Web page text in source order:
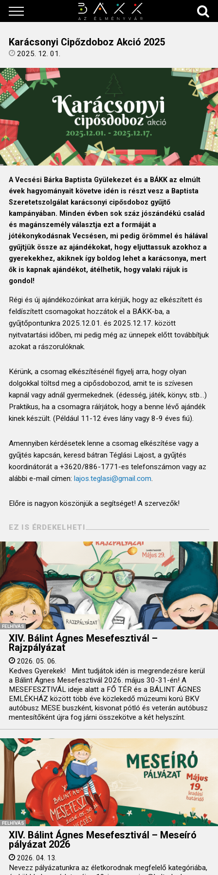
Karácsonyi Cipőzdoboz Akció 2025
2025. 12. 01.
A Vecsési Bárka Baptista Gyülekezet és a BÁKK az elmúlt
évek hagyományait követve idén is részt vesz a Baptista
Szeretetszolgálat karácsonyi cipősdoboz gyűjtő
kampányában. Minden évben sok száz jószándékú család
és magánszemély választja ezt a formáját a
jótékonykodásnak Vecsésen, mi pedig örömmel és hálával
gyűjtjük össze az ajándékokat, hogy eljuttassuk azokhoz a
gyerekekhez, akiknek így boldog lehet a karácsonya, mert
ők is kapnak ajándékot, átélhetik, hogy valaki rájuk is
gondol!
Régi és új ajándékozóinkat arra kérjük, hogy az elkészített és
feldíszített csomagokat hozzátok el a BÁKK-ba, a
gyűjtőpontunkra 2025.12.01. és 2025.12.17. között
nyitvatartási időben, mi pedig még az ünnepek előtt továbbítjuk
azokat a rászorulóknak.
Kérünk, a csomag elkészítésénél figyelj arra, hogy olyan
dolgokkal töltsd meg a cipősdobozod, amit te is szívesen
kapnál vagy adnál gyermekednek. (édesség, játék, könyv, stb…)
Praktikus, ha a csomagra ráírjátok, hogy a benne lévő ajándék
kinek készült. (Például 11-12 éves lány vagy 8-9 éves fiú).
Amennyiben kérdésetek lenne a csomag elkészítése vagy a
gyűjtés kapcsán, keresd bátran Téglási Lajost, a gyűjtés
koordinátorát a +3620/886-1771-es telefonszámon vagy az
alábbi e-mail címen: lajos.teglasi@gmail.com.
Előre is nagyon köszönjük a segítséget! A szervezők!
EZ IS ÉRDEKELHETI
FELHÍVÁS
XIV. Bálint Ágnes Mesefesztivál –
Rajzpályázat
2026. 05. 06.
Kedves Gyerekek! Mint tudjátok idén is megrendezésre kerül
a Bálint Ágnes Mesefesztivál 2026. május 30-31-én! A
MESEFESZTIVÁL ideje alatt a FŐ TÉR és a BÁLINT ÁGNES
EMLÉKHÁZ között több éve közlekedő múzeumi korú BKV
autóbusz MESE buszként, kisvonat pótló és veterán autóbusz
mentesítőként újra fog járni összekötve a két helyszínt.
FELHÍVÁS
XIV. Bálint Ágnes Mesefesztivál – Meseíró
pályázat 2026
2026. 04. 13.
Nevezz pályázatunkra az életkorodnak megfelelő kategóriába,